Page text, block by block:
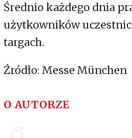
Średnio każdego dnia
użytkowników
targach.
Źródło: Messe München
O AUTORZE